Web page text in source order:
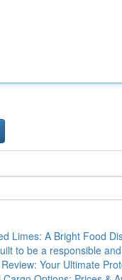
Limes: A Bright Food
to be a responsible
Your Ultimate